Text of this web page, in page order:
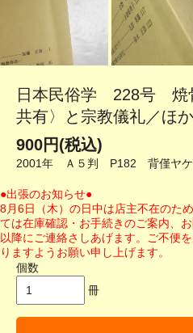
日本民俗学 228号 焼
共有〉と宗教儀礼／ほ
900円(税込)
2001年 Ａ５判 P182 背僅ヤケ
●出張のお知らせ●
8月6日（木）の日中は店主不在のた
ては在庫確認・お手続きのご案内、
以降にご連絡さしあげます。ご不便
りますようお願い申し上げます。
個数
冊